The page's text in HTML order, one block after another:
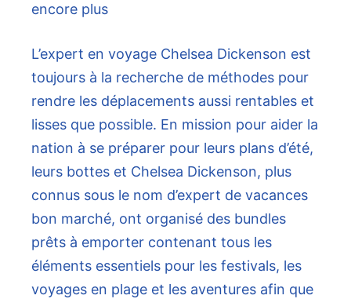
encore plus
L’expert en voyage Chelsea Dickenson est
toujours à la recherche de méthodes pour
rendre les déplacements aussi rentables et
lisses que possible. En mission pour aider la
nation à se préparer pour leurs plans d’été,
leurs bottes et Chelsea Dickenson, plus
connus sous le nom d’expert de vacances
bon marché, ont organisé des bundles
prêts à emporter contenant tous les
éléments essentiels pour les festivals, les
voyages en plage et les aventures afin que